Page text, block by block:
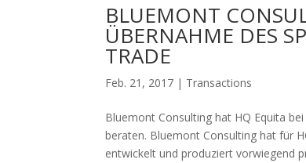
BLUEMONT
ÜBERNAHME DES
TRADE
Feb. 21, 2017 | Transactions
Bluemont Consulting hat HQ Equita
beraten. Bluemont Consulting hat für
entwickelt und produziert vorwiegend